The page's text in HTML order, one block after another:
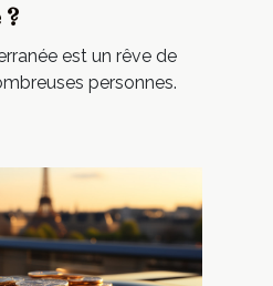
est un rêve de
personnes.